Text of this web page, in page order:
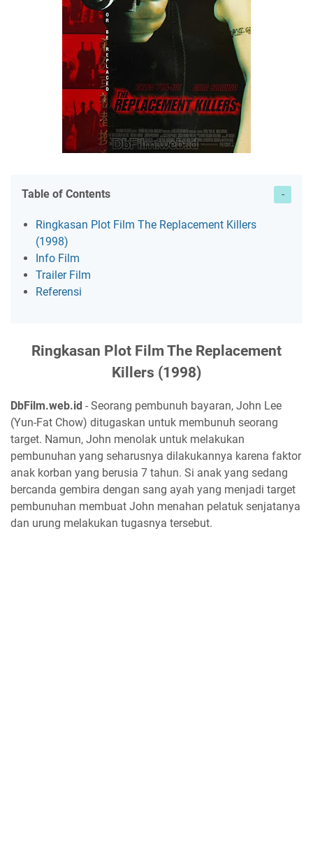
Table of Contents
Ringkasan Plot Film The Replacement Killers
(1998)
Info Film
Trailer Film
Referensi
Ringkasan Plot Film The Replacement
Killers (1998)
DbFilm.web.id - Seorang pembunuh bayaran, John Lee
(Yun-Fat Chow) ditugaskan untuk membunuh seorang
target. Namun, John menolak untuk melakukan
pembunuhan yang seharusnya dilakukannya karena faktor
anak korban yang berusia 7 tahun. Si anak yang sedang
bercanda gembira dengan sang ayah yang menjadi target
pembunuhan membuat John menahan pelatuk senjatanya
dan urung melakukan tugasnya tersebut.